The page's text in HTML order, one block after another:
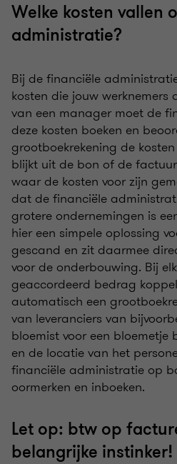
Welke kosten vallen
administratie?
Bij de financiële
kosten die jouw werknemers
van een manager moet de
deze kosten boeken en
grootboekrekening de
blijkt uit de bon of de
waar de kosten voor zijn
dat de financiële
grotere ondernemingen is
hier een simpele oplossing
gescand en zit daarmee
voor de onderbouwing. Bij
geaccordeerd bedrag
automatisch een
van leveranciers van
bloemist voor een bloemetje
en de locatie van het
financiële administratie op
oormerken en inboeken.
Let op: btw op
belangrijke instinker!